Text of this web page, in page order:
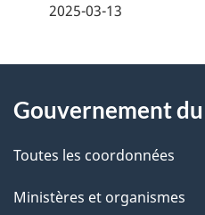
i
l
s
2025-03-13
propos
de
ce
Gouvernement
Toutes les coordonnées
Ministères et organismes